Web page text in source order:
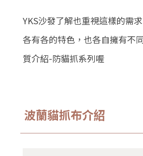
YKS沙發了解也重視這樣的需
各有各的特色，也各自擁有不
質介紹-防貓抓系列喔
波蘭貓抓布介紹